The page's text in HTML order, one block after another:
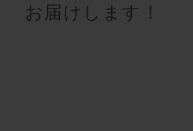
お届けします！